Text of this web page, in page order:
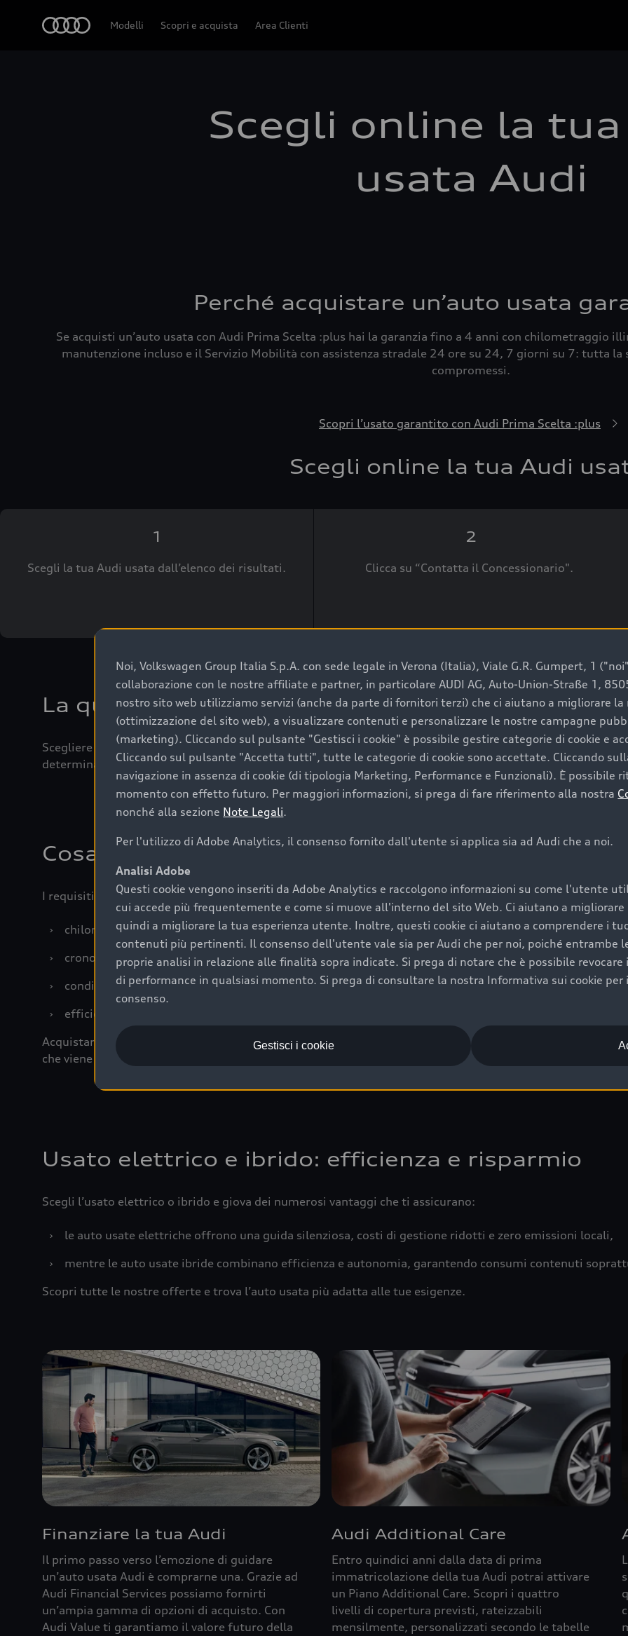
Modelli Scopri e acquista Area Clienti
Scegli online la
usata Audi
Perché acquistare un’auto usata
Se acquisti un’auto usata con Audi Prima Scelta :plus hai la garanzia fino a 4 anni con chilometraggio
manutenzione incluso e il Servizio Mobilità con assistenza stradale 24 ore su 24, 7 giorni su 7: tutta la
compromessi.
Scopri l’usato garantito con Audi Prima Scelta :plus
Scegli online la tua Audi
1
Scegli la tua Audi usata dall’elenco dei risultati.
2
Clicca su “Contatta il Concessionario".
La qualità di acquistare un’auto usata Audi
Scegliere un’auto usata è una decisione che coniuga convenienza, affidabilità e sostenibilità. Per fare un
determinanti come la garanzia inclusa e l’affidabilità del marchio. Audi offre l’auto usata perfetta tramite
Cosa sapere prima di acquistare la tua prossima
I requisiti fondamentali da considerare prima di acquistare un’auto usata, oltre al prezzo e all'aspetto,
›
chilometraggio: un valore contenuto corrisponde a uno stato migliore del veicolo e a una maggiore
›
cronologia dei tagliandi: una documentazione completa della vettura certifica una manutenzione
›
condizioni della carrozzeria e degli interni: una buona conservazione evidenzia cura e attenzione del
›
efficienza meccanica: motore, trasmissione e componenti principali in ottimo stato garantiscono
Acquistare un’auto usata in una Concessionaria ufficiale Audi che offre l’usato garantito tramite Audi
che viene sottoposto a 110 controlli approfonditi e coperto da garanzia fino a 4 anni per una maggiore
Usato elettrico e ibrido: efficienza e risparmio
Scegli l’usato elettrico o ibrido e giova dei numerosi vantaggi che ti assicurano:
›
le auto usate elettriche offrono una guida silenziosa, costi di gestione ridotti e zero emissioni locali,
›
mentre le auto usate ibride combinano efficienza e autonomia, garantendo consumi contenuti
Scopri tutte le nostre offerte e trova l’auto usata più adatta alle tue esigenze.
Finanziare la tua Audi
Il primo passo verso l’emozione di guidare
un’auto usata Audi è comprarne una. Grazie ad
Audi Financial Services possiamo fornirti
un’ampia gamma di opzioni di acquisto. Con
Audi Value ti garantiamo il valore futuro della
Audi Additional Care
Entro quindici anni dalla data di prima
immatricolazione della tua Audi potrai attivare
un Piano Additional Care. Scopri i quattro
livelli di copertura previsti, rateizzabili
mensilmente, personalizzati secondo le tabelle
Noi, Volkswagen Group Italia S.p.A. con sede legale in Verona (Italia), Viale G.R. Gumpert, 1
collaborazione con le nostre affiliate e partner, in particolare AUDI AG, Auto-Union-Straße 1,
nostro sito web utilizziamo servizi (anche da parte di fornitori terzi) che ci aiutano a migliorare la
(ottimizzazione del sito web), a visualizzare contenuti e personalizzare le nostre campagne
(marketing). Cliccando sul pulsante "Gestisci i cookie" è possibile gestire categorie di cookie e
Cliccando sul pulsante "Accetta tutti", tutte le categorie di cookie sono accettate. Cliccando
navigazione in assenza di cookie (di tipologia Marketing, Performance e Funzionali). È possibile
momento con effetto futuro. Per maggiori informazioni, si prega di fare riferimento alla nostra
nonché alla sezione Note Legali.
Per l'utilizzo di Adobe Analytics, il consenso fornito dall'utente si applica sia ad Audi che a noi.
Analisi Adobe
Questi cookie vengono inseriti da Adobe Analytics e raccolgono informazioni su come l'utente
cui accede più frequentemente e come si muove all'interno del sito Web. Ci aiutano a
quindi a migliorare la tua esperienza utente. Inoltre, questi cookie ci aiutano a comprendere i
contenuti più pertinenti. Il consenso dell'utente vale sia per Audi che per noi, poiché entrambe
proprie analisi in relazione alle finalità sopra indicate. Si prega di notare che è possibile
di performance in qualsiasi momento. Si prega di consultare la nostra Informativa sui cookie per
consenso.
Gestisci i cookie